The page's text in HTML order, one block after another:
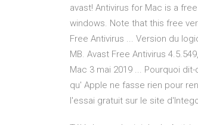
avast! Antivirus for Mac is a
windows. Note that this free
Free Antivirus ... Version du
MB. Avast Free Antivirus
Mac 3 mai 2019 ... Pourquoi
qu' Apple ne fasse rien pour
l'essai gratuit sur le site